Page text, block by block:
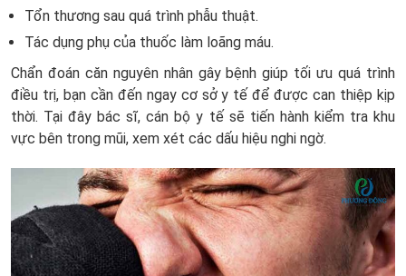
Tổn thương sau quá trình phẫu thuật.
Tác dụng phụ của thuốc làm loãng máu.
Chẩn đoán căn nguyên nhân gây bệnh giúp tối ưu quá trình
điều trị, bạn cần đến ngay cơ sở y tế để được can thiệp kịp
thời. Tại đây bác sĩ, cán bộ y tế sẽ tiến hành kiểm tra khu
vực bên trong mũi, xem xét các dấu hiệu nghi ngờ.